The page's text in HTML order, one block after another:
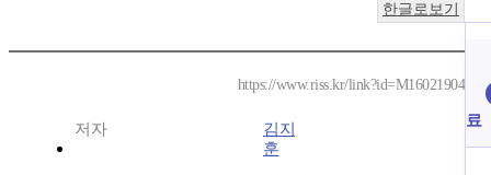
한글로보기
https://www.riss.kr/link?id=M16021904
저자
김지
훈
료